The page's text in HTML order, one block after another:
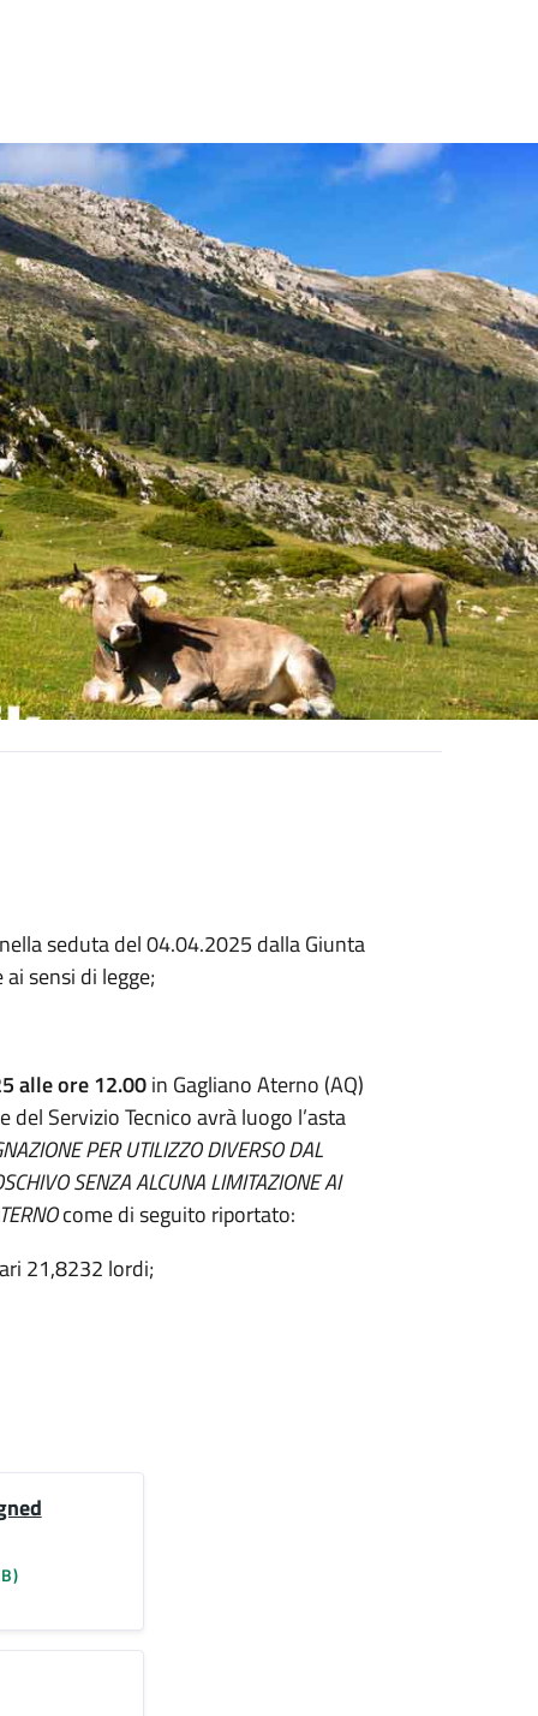
seduta del 04.04.2025 dalla Giunta
sensi di legge;
alle ore 12.00in Gagliano Aterno (AQ)
Servizio Tecnico avrà luogo l’asta
PER UTILIZZO DIVERSO DAL
SENZA ALCUNA LIMITAZIONE AI
come di seguito riportato:
21,8232 lordi;